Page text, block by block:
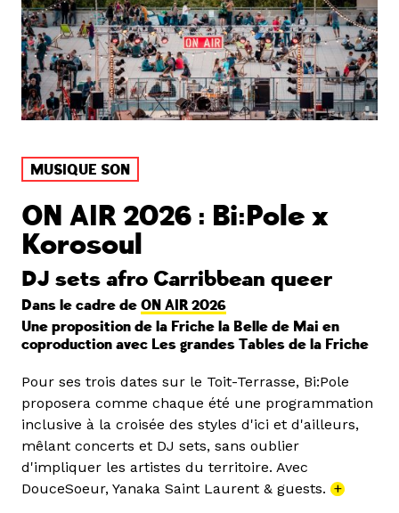
MUSIQUE SON
ON AIR 2026 : Bi:Pole x
Korosoul
DJ sets afro Carribbean queer
Dans le cadre de ON AIR 2026
Une proposition de la Friche la Belle de Mai en
coproduction avec Les grandes Tables de la Friche
Pour ses trois dates sur le Toit-Terrasse, Bi:Pole
proposera comme chaque été une programmation
inclusive à la croisée des styles d'ici et d'ailleurs,
mêlant concerts et DJ sets, sans oublier
d'impliquer les artistes du territoire. Avec
DouceSoeur, Yanaka Saint Laurent & guests. +